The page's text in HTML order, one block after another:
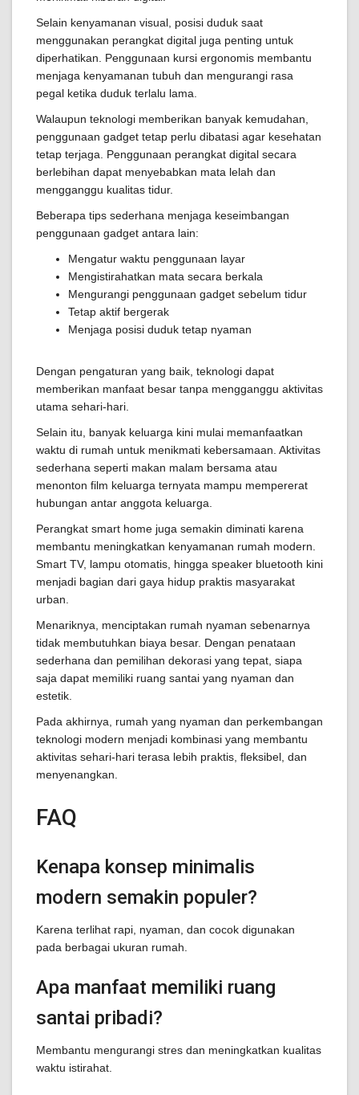
Selain kenyamanan visual, posisi duduk saat
menggunakan perangkat digital juga penting untuk
diperhatikan. Penggunaan kursi ergonomis membantu
menjaga kenyamanan tubuh dan mengurangi rasa
pegal ketika duduk terlalu lama.
Walaupun teknologi memberikan banyak kemudahan,
penggunaan gadget tetap perlu dibatasi agar kesehatan
tetap terjaga. Penggunaan perangkat digital secara
berlebihan dapat menyebabkan mata lelah dan
mengganggu kualitas tidur.
Beberapa tips sederhana menjaga keseimbangan
penggunaan gadget antara lain:
Mengatur waktu penggunaan layar
Mengistirahatkan mata secara berkala
Mengurangi penggunaan gadget sebelum tidur
Tetap aktif bergerak
Menjaga posisi duduk tetap nyaman
Dengan pengaturan yang baik, teknologi dapat
memberikan manfaat besar tanpa mengganggu aktivitas
utama sehari-hari.
Selain itu, banyak keluarga kini mulai memanfaatkan
waktu di rumah untuk menikmati kebersamaan. Aktivitas
sederhana seperti makan malam bersama atau
menonton film keluarga ternyata mampu mempererat
hubungan antar anggota keluarga.
Perangkat smart home juga semakin diminati karena
membantu meningkatkan kenyamanan rumah modern.
Smart TV, lampu otomatis, hingga speaker bluetooth kini
menjadi bagian dari gaya hidup praktis masyarakat
urban.
Menariknya, menciptakan rumah nyaman sebenarnya
tidak membutuhkan biaya besar. Dengan penataan
sederhana dan pemilihan dekorasi yang tepat, siapa
saja dapat memiliki ruang santai yang nyaman dan
estetik.
Pada akhirnya, rumah yang nyaman dan perkembangan
teknologi modern menjadi kombinasi yang membantu
aktivitas sehari-hari terasa lebih praktis, fleksibel, dan
menyenangkan.
FAQ
Kenapa konsep minimalis
modern semakin populer?
Karena terlihat rapi, nyaman, dan cocok digunakan
pada berbagai ukuran rumah.
Apa manfaat memiliki ruang
santai pribadi?
Membantu mengurangi stres dan meningkatkan kualitas
waktu istirahat.